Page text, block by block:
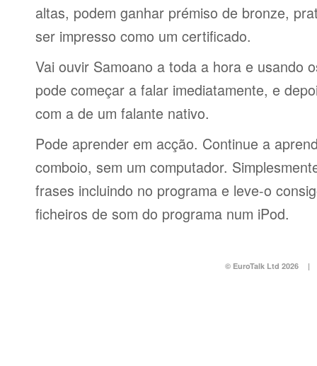
altas, podem ganhar prémiso de bronze,
ser impresso como um certificado.
Vai ouvir Samoano a toda a hora e usando
pode começar a falar imediatamente, e
com a de um falante nativo.
Pode aprender em acção. Continue a
comboio, sem um computador.
frases incluindo no programa e leve-o
ficheiros de som do programa num iPod.
© EuroTalk Ltd 2026 |